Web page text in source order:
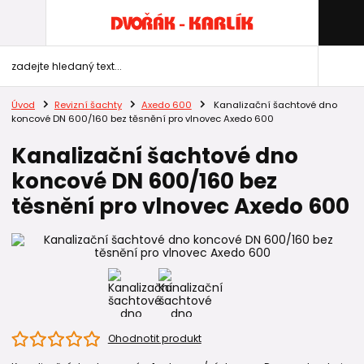
Úvod Revizní šachty Axedo 600
Kanalizační šachtové dno
koncové DN 600/160 bez těsnění pro vlnovec Axedo 600
Kanalizační šachtové dno
koncové DN 600/160 bez
těsnění pro vlnovec Axedo 600
Ohodnotit produkt